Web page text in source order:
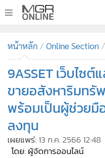
ทันเหตุการณ์
• ภาคใต้
Online Section
• บันเทิง
• ผู้จัดการรายวัน
• คอลัมนิสต์
หน้าหลัก Online Section
9ASSET เว็บไซ
ขายอสังหาริมท
พร้อมเป็นผู้ช่วยมื
ลงทุน
เผยแพร่: 13 ก.ค. 2566 12:48
โดย: ผู้จัดการออนไลน์